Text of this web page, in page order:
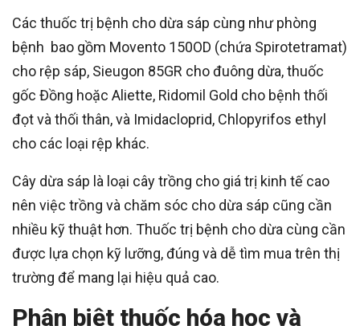
Các thuốc trị bệnh cho dừa sáp cùng như phòng
bệnh bao gồm Movento 150OD (chứa Spirotetramat)
cho rệp sáp, Sieugon 85GR cho đuông dừa, thuốc
gốc Đồng hoặc Aliette, Ridomil Gold cho bệnh thối
đọt và thối thân, và Imidacloprid, Chlopyrifos ethyl
cho các loại rệp khác.
Cây dừa sáp là loại cây trồng cho giá trị kinh tế cao
nên việc trồng và chăm sóc cho dừa sáp cũng cần
nhiều kỹ thuật hơn. Thuốc trị bệnh cho dừa cùng cần
được lựa chọn kỹ lưỡng, đúng và dễ tìm mua trên thị
trường để mang lại hiệu quả cao.
Phân biệt thuốc hóa học và